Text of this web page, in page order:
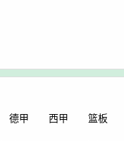
德甲 西甲 篮板